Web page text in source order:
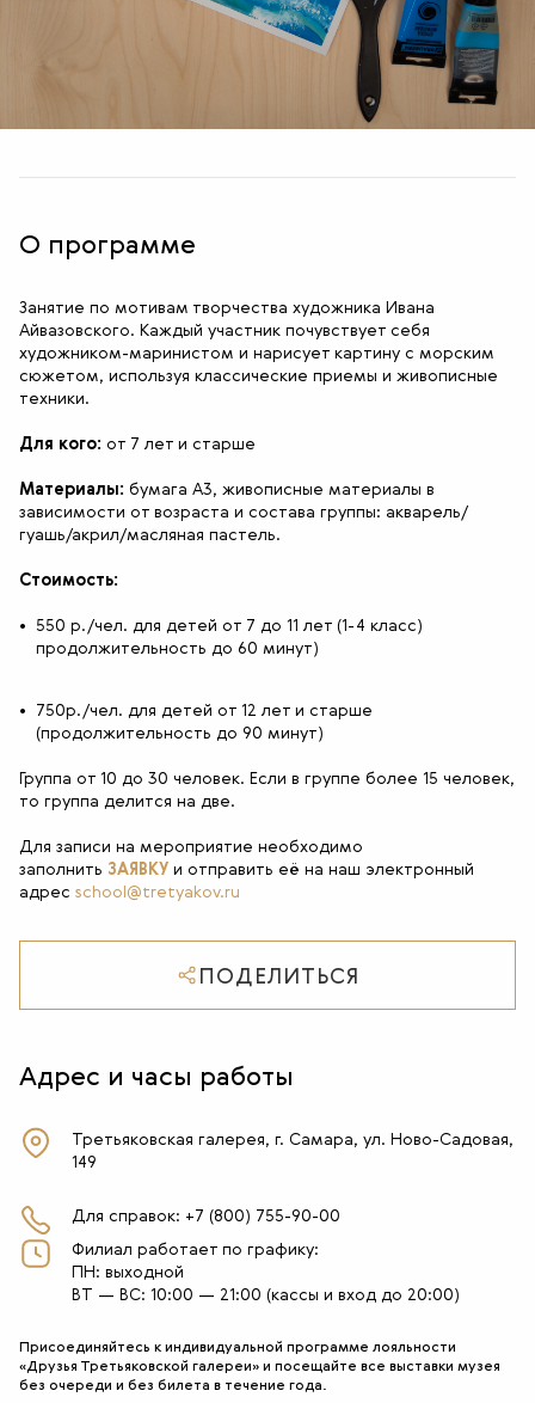
О программе
Занятие по мотивам творчества художника Ивана
Айвазовского. Каждый участник почувствует себя
художником-маринистом и нарисует картину с морским
сюжетом, используя классические приемы и живописные
техники.
Для кого: от 7 лет и старше
Материалы: бумага А3, живописные материалы в
зависимости от возраста и состава группы: акварель/
гуашь/акрил/масляная пастель.
Стоимость:
550 р./чел. для детей от 7 до 11 лет (1-4 класс)
продолжительность до 60 минут)
750р./чел. для детей от 12 лет и старше
(продолжительность до 90 минут)
Группа от 10 до 30 человек. Если в группе более 15 человек,
то группа делится на две.
Для записи на мероприятие необходимо
заполнить ЗАЯВКУ и отправить её на наш электронный
адрес school@tretyakov.ru
ПОДЕЛИТЬСЯ
Адрес и часы работы
Третьяковская галерея, г. Самара, ул. Ново-Садовая,
149
Для справок: +7 (800) 755-90-00
Филиал работает по графику:
ПН: выходной
ВТ — ВС: 10:00 — 21:00 (кассы и вход до 20:00)
Присоединяйтесь к индивидуальной программе лояльности
«Друзья Третьяковской галереи» и посещайте все выставки музея
без очереди и без билета в течение года.